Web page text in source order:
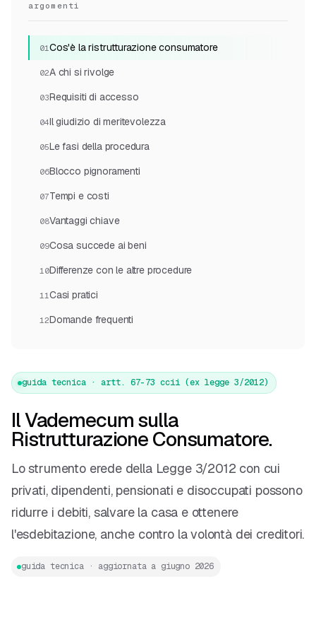
argomenti
01Cos'è la ristrutturazione consumatore
02A chi si rivolge
03Requisiti di accesso
04Il giudizio di meritevolezza
05Le fasi della procedura
06Blocco pignoramenti
07Tempi e costi
08Vantaggi chiave
09Cosa succede ai beni
10Differenze con le altre procedure
11Casi pratici
12Domande frequenti
guida tecnica · artt. 67-73 ccii (ex legge 3/2012)
Il Vademecum sulla
Ristrutturazione Consumatore.
Lo strumento erede della Legge 3/2012 con cui
privati, dipendenti, pensionati e disoccupati possono
ridurre i debiti, salvare la casa e ottenere
l'esdebitazione, anche contro la volontà dei creditori.
guida tecnica · aggiornata a giugno 2026